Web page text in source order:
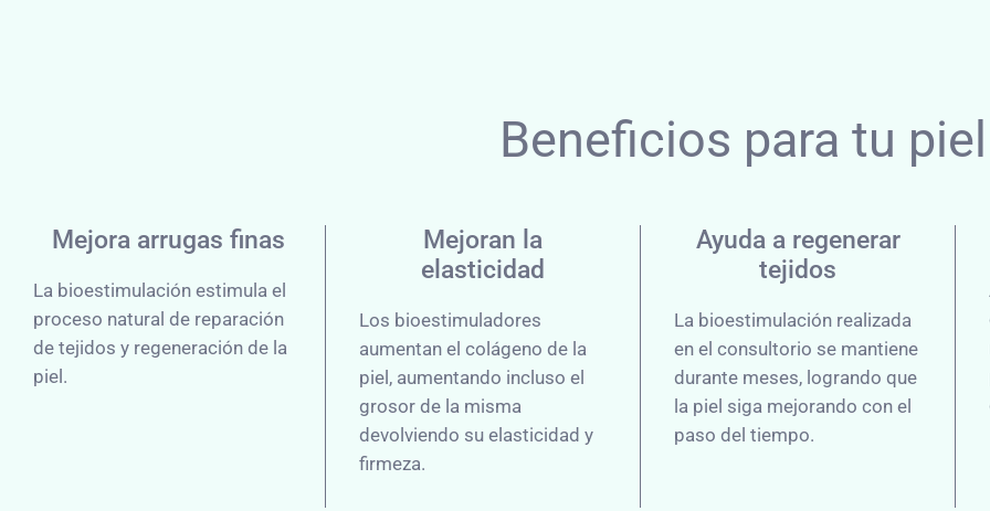
Beneficios para tu piel
Mejora arrugas finas
La bioestimulación estimula el
proceso natural de reparación
de tejidos y regeneración de la
piel.
Mejoran la
elasticidad
Los bioestimuladores
aumentan el colágeno de la
piel, aumentando incluso el
grosor de la misma
devolviendo su elasticidad y
firmeza.
Ayuda a regenerar
tejidos
La bioestimulación realizada
en el consultorio se mantiene
durante meses, logrando que
la piel siga mejorando con el
paso del tiempo.